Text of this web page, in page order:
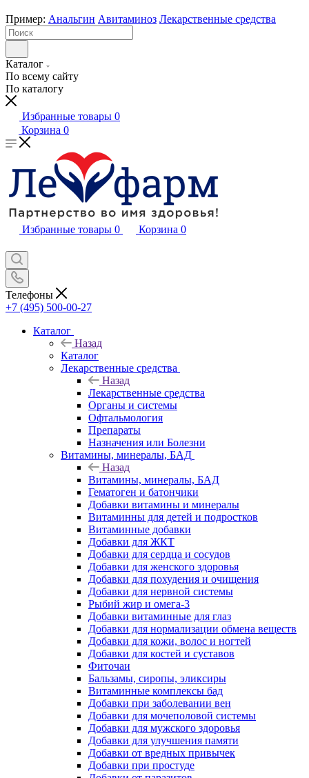
Пример: Анальгин Авитаминоз Лекарственные средства
Каталог
По всему сайту
По каталогу
Избранные товары 0
Корзина 0
Избранные товары 0 Корзина 0
Телефоны
+7 (495) 500-00-27
Каталог
Назад
Каталог
Лекарственные средства
Назад
Лекарственные средства
Органы и системы
Офтальмология
Препараты
Назначения или Болезни
Витамины, минералы, БАД
Назад
Витамины, минералы, БАД
Гематоген и батончики
Добавки витамины и минералы
Витаминны для детей и подростков
Витаминные добавки
Добавки для ЖКТ
Добавки для сердца и сосудов
Добавки для женского здоровья
Добавки для похудения и очищения
Добавки для нервной системы
Рыбий жир и омега-3
Добавки витаминные для глаз
Добавки для нормализации обмена веществ
Добавки для кожи, волос и ногтей
Добавки для костей и суставов
Фиточаи
Бальзамы, сиропы, эликсиры
Витаминные комплексы бад
Добавки при заболевании вен
Добавки для мочеполовой системы
Добавки для мужского здоровья
Добавки для улучшения памяти
Добавки от вредных привычек
Добавки при простуде